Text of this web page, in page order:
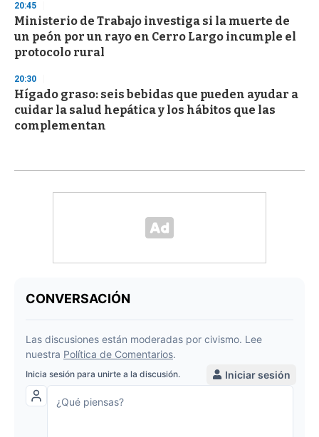
20:45
Ministerio de Trabajo investiga si la muerte de
un peón por un rayo en Cerro Largo incumple el
protocolo rural
20:30
Hígado graso: seis bebidas que pueden ayudar a
cuidar la salud hepática y los hábitos que las
complementan